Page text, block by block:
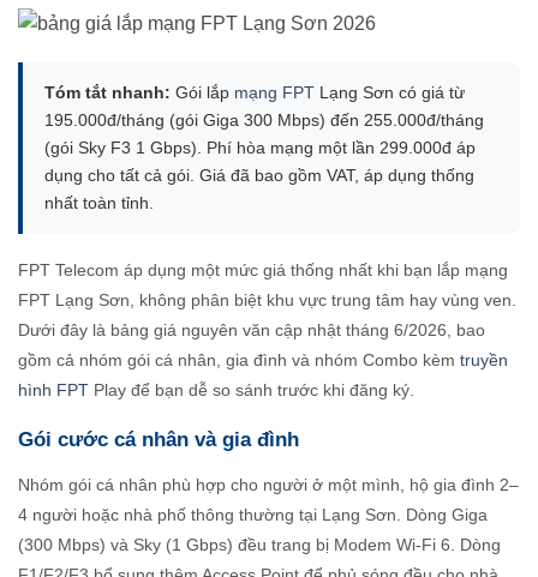
Tóm tắt nhanh: Gói lắp mạng FPT Lạng Sơn có giá từ
195.000đ/tháng (gói Giga 300 Mbps) đến 255.000đ/tháng
(gói Sky F3 1 Gbps). Phí hòa mạng một lần 299.000đ áp
dụng cho tất cả gói. Giá đã bao gồm VAT, áp dụng thống
nhất toàn tỉnh.
FPT Telecom áp dụng một mức giá thống nhất khi bạn lắp mạng
FPT Lạng Sơn, không phân biệt khu vực trung tâm hay vùng ven.
Dưới đây là bảng giá nguyên văn cập nhật tháng 6/2026, bao
gồm cả nhóm gói cá nhân, gia đình và nhóm Combo kèm truyền
hình FPT Play để bạn dễ so sánh trước khi đăng ký.
Gói cước cá nhân và gia đình
Nhóm gói cá nhân phù hợp cho người ở một mình, hộ gia đình 2–
4 người hoặc nhà phố thông thường tại Lạng Sơn. Dòng Giga
(300 Mbps) và Sky (1 Gbps) đều trang bị Modem Wi-Fi 6. Dòng